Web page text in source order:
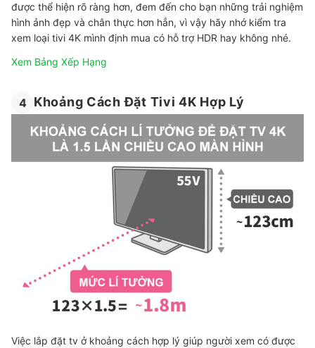
được thể hiện rõ ràng hơn, đem đến cho bạn những trải nghiệm
hình ảnh đẹp và chân thực hơn hẳn, vì vậy hãy nhớ kiểm tra
xem loại tivi 4K mình định mua có hỗ trợ HDR hay không nhé.
Xem Bảng Xếp Hạng
4 Khoảng Cách Đặt Tivi 4K Hợp Lý
Việc lắp đặt tv ở khoảng cách hợp lý giúp người xem có được